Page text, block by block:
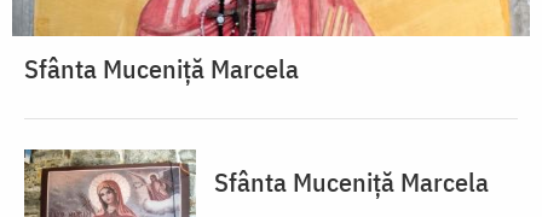
Sfânta Muceniță Marcela
Sfânta Muceniță Marcela